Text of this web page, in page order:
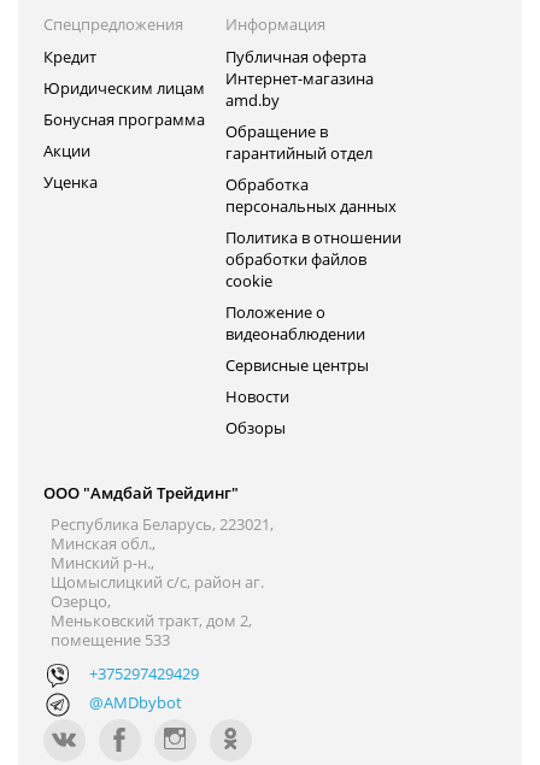
Спецпредложения
Кредит
Юридическим лицам
Бонусная программа
Акции
Уценка
Информация
Публичная оферта
Интернет-магазина
amd.by
Обращение в
гарантийный отдел
Обработка
персональных данных
Политика в отношении
обработки файлов
cookie
Положение о
видеонаблюдении
Сервисные центры
Новости
Обзоры
ООО "Амдбай Трейдинг"
Республика Беларусь, 223021,
Минская обл.,
Минский р-н.,
Щомыслицкий с/с, район аг.
Озерцо,
Меньковский тракт, дом 2,
помещение 533
+375297429429
@AMDbybot